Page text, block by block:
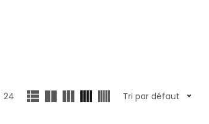
24 Tri par défaut